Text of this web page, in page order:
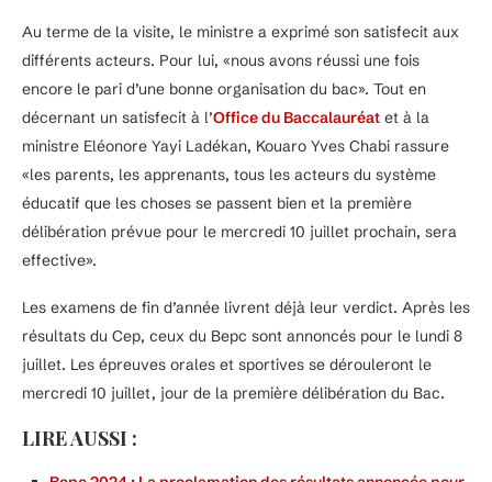
Au terme de la visite, le ministre a exprimé son satisfecit aux
différents acteurs. Pour lui, «nous avons réussi une fois
encore le pari d’une bonne organisation du bac». Tout en
décernant un satisfecit à l’Office du Baccalauréat et à la
ministre Eléonore Yayi Ladékan, Kouaro Yves Chabi rassure
«les parents, les apprenants, tous les acteurs du système
éducatif que les choses se passent bien et la première
délibération prévue pour le mercredi 10 juillet prochain, sera
effective».
Les examens de fin d’année livrent déjà leur verdict. Après les
résultats du Cep, ceux du Bepc sont annoncés pour le lundi 8
juillet. Les épreuves orales et sportives se dérouleront le
mercredi 10 juillet, jour de la première délibération du Bac.
LIRE AUSSI :